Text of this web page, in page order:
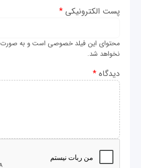
پست الکترونیکی*
محتوای این فیلد خصوصی است و به
نخواهد شد.
دیدگاه*